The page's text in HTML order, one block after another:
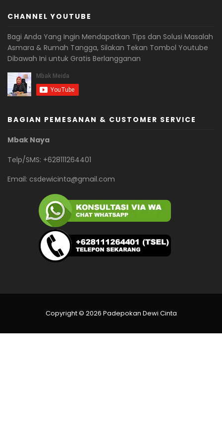
CHANNEL YOUTUBE
Bagi Anda Yang Ingin Mendapatkan Tips dan Solusi Masalah
Asmara & Rumah Tangga, Silakan Tekan Tombol Youtube
Dibawah Ini untuk Gratis Berlangganan
BAGIAN PEMESANAN & CUSTOMER SERVICE
Mbak Naya
Telp/SMS: +628111264401
Email: csdewicinta@gmail.com
Copyright © 2026 Padepokan Dewi Cinta